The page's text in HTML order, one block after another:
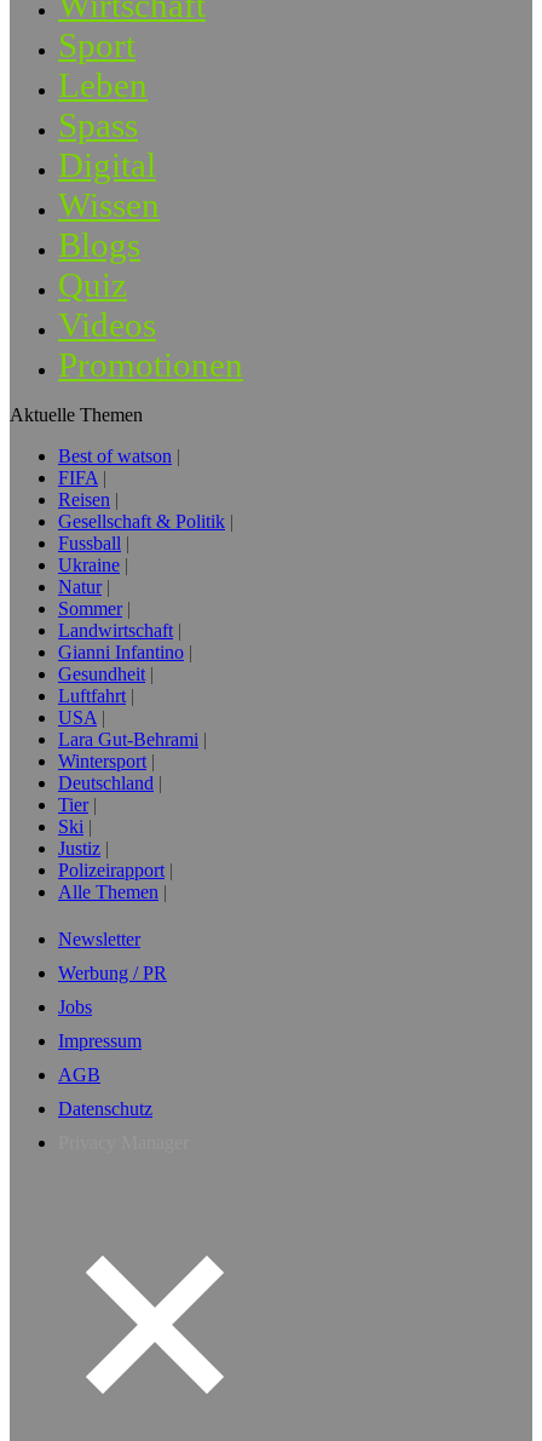
Sport
Leben
Spass
Digital
Wissen
Blogs
Quiz
Videos
Promotionen
Aktuelle Themen
Best of watson
FIFA
Reisen
Gesellschaft & Politik
Fussball
Ukraine
Natur
Sommer
Landwirtschaft
Gianni Infantino
Gesundheit
Luftfahrt
USA
Lara Gut-Behrami
Wintersport
Deutschland
Tier
Ski
Justiz
Polizeirapport
Alle Themen
Newsletter
Werbung / PR
Jobs
Impressum
AGB
Datenschutz